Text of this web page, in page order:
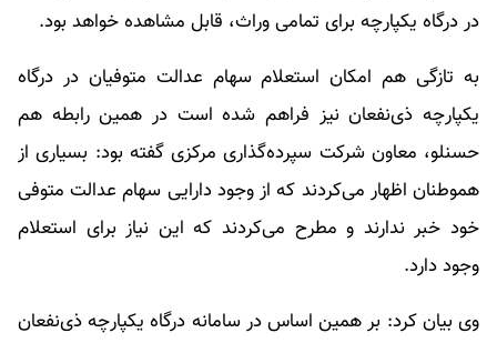
در درگاه یکپارچه برای تمامی وراث، قابل مشاهده خواهد بود.
به تازگی هم امکان استعلام سهام عدالت متوفیان در درگاه
یکپارچه ذی‌نفعان نیز فراهم شده است در همین رابطه هم
حسنلو، معاون شرکت سپرده‌گذاری مرکزی گفته بود: بسیاری از
هموطنان اظهار می‌کردند که از وجود دارایی سهام عدالت متوفی
خود خبر ندارند و مطرح می‌کردند که این نیاز برای استعلام
وجود دارد.
وی بیان کرد: بر همین اساس در سامانه درگاه یکپارچه ذی‌نفعان